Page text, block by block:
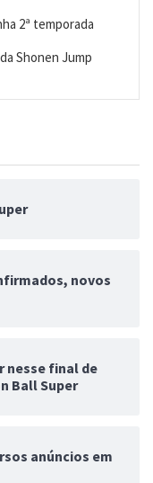
2ª temporada
Shonen Jump
novos
nesse final de
Ball Super
anúncios em